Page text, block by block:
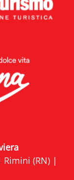
Rimini (RN) |